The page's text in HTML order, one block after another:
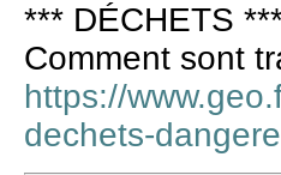
*** DÉCHETS
Comment sont
https://
dechets-